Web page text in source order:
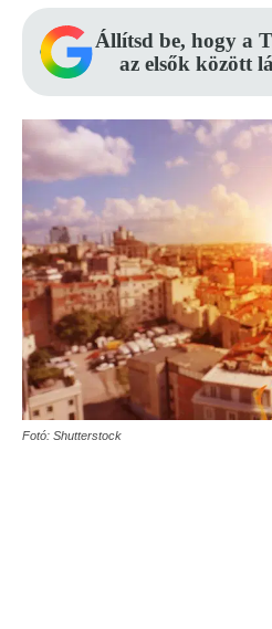
Állítsd be, hogy a
az elsők között
Fotó: Shutterstock